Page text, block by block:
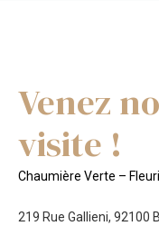
Venez
visite !
Chaumière Verte –
219 Rue Gallieni, 92100